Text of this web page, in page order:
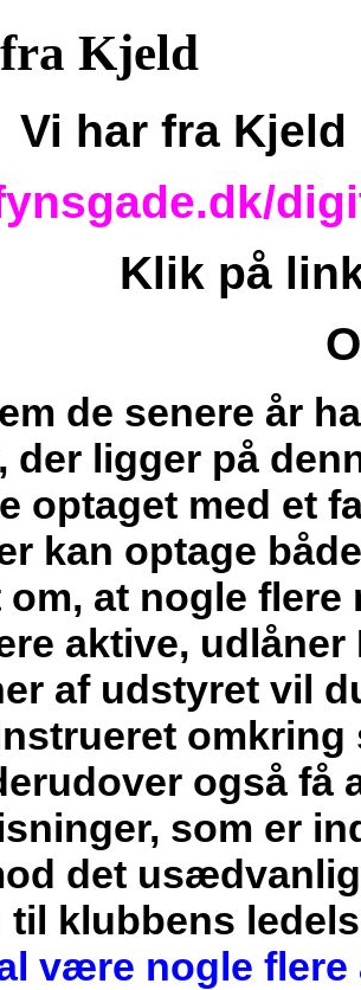
Kjeld
Vi har fra
Klik på
de senere år
der ligger på
optaget med et
kan optage
om, at nogle
aktive,
af udstyret vil
omkring
også få
som er
det
til klubbens
være nogle flere